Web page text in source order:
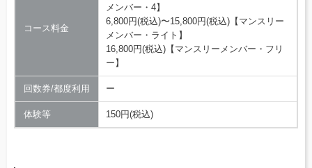
コース料金
メンバー・4】
6,800円(税込)〜15,800円(税込)【マンスリー
メンバー・ライト】
16,800円(税込)【マンスリーメンバー・フリ
ー】
回数券/都度利用 ー
体験等 150円(税込)